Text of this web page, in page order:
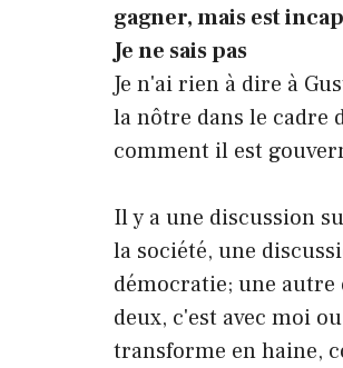
gagner, mais est
Je ne sais pas
Je n'ai rien à dire à
la nôtre dans le cadre
comment il est
Il y a une discussion
la société, une
démocratie; une
deux, c'est avec moi
transforme en haine,